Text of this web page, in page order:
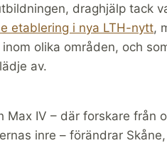
draghjälp tack
etablering i nya LTH-nytt,
olika områden, och
av.
Max IV – där forskare från
inre – förändrar